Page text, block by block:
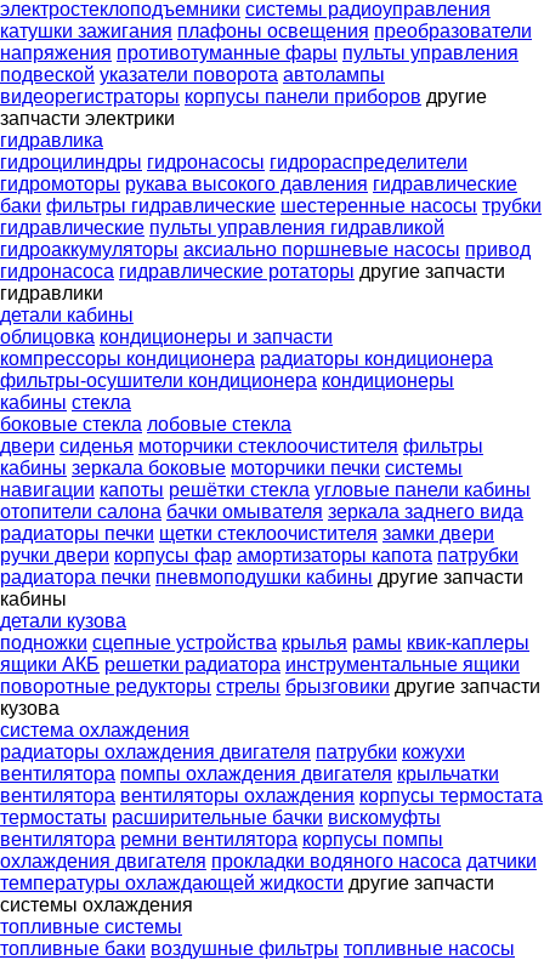
электростеклоподъемники системы радиоуправления
катушки зажигания плафоны освещения преобразователи
напряжения противотуманные фары пульты управления
подвеской указатели поворота автолампы
видеорегистраторы корпусы панели приборов другие
запчасти электрики
гидравлика
гидроцилиндры гидронасосы гидрораспределители
гидромоторы рукава высокого давления гидравлические
баки фильтры гидравлические шестеренные насосы трубки
гидравлические пульты управления гидравликой
гидроаккумуляторы аксиально поршневые насосы привод
гидронасоса гидравлические ротаторы другие запчасти
гидравлики
детали кабины
облицовка кондиционеры и запчасти
компрессоры кондиционера радиаторы кондиционера
фильтры-осушители кондиционера кондиционеры
кабины стекла
боковые стекла лобовые стекла
двери сиденья моторчики стеклоочистителя фильтры
кабины зеркала боковые моторчики печки системы
навигации капоты решётки стекла угловые панели кабины
отопители салона бачки омывателя зеркала заднего вида
радиаторы печки щетки стеклоочистителя замки двери
ручки двери корпусы фар амортизаторы капота патрубки
радиатора печки пневмоподушки кабины другие запчасти
кабины
детали кузова
подножки сцепные устройства крылья рамы квик-каплеры
ящики АКБ решетки радиатора инструментальные ящики
поворотные редукторы стрелы брызговики другие запчасти
кузова
система охлаждения
радиаторы охлаждения двигателя патрубки кожухи
вентилятора помпы охлаждения двигателя крыльчатки
вентилятора вентиляторы охлаждения корпусы термостата
термостаты расширительные бачки вискомуфты
вентилятора ремни вентилятора корпусы помпы
охлаждения двигателя прокладки водяного насоса датчики
температуры охлаждающей жидкости другие запчасти
системы охлаждения
топливные системы
топливные баки воздушные фильтры топливные насосы